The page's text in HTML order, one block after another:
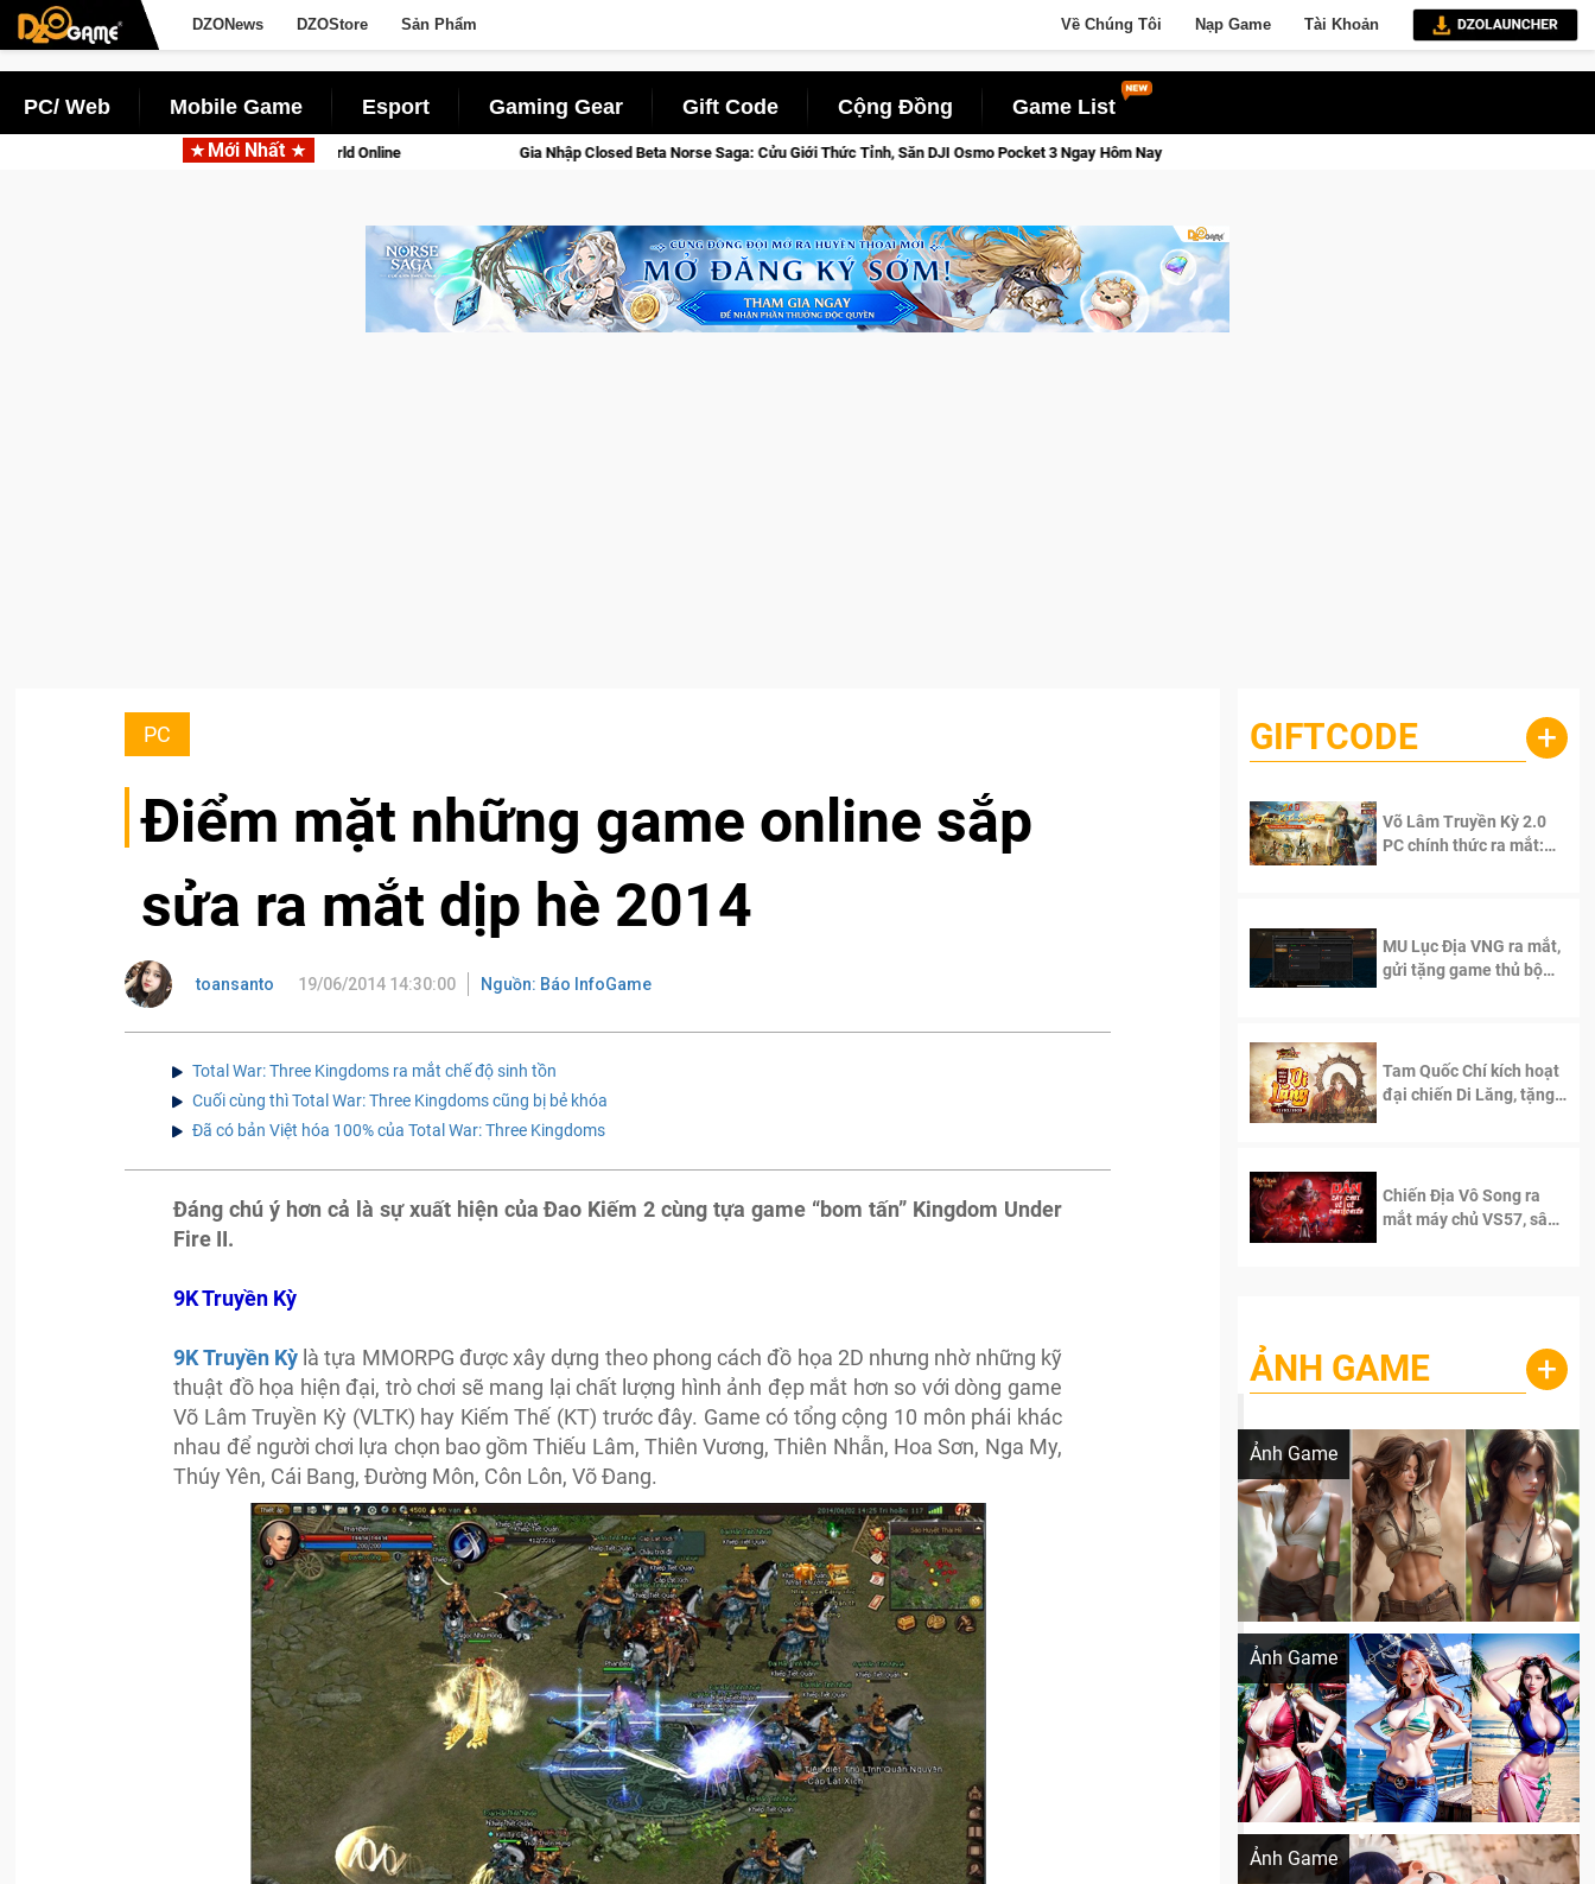
DZONews DZOStore Sản Phẩm Về Chúng Tôi Nạp Game Tài Khoản
PC/ Web Mobile Game Esport Gaming Gear Gift Code Cộng Đồng Game List
Mới Nhất Gia Nhập Closed Beta Norse Saga: Cửu Giới Thức Tỉnh, Săn DJI Osmo Pocket 3 Ngay Hôm Nay Lineage W – Quyền lực và tài phú sẽ về tay kẻ đoạt được Vương Quyền thành
PC
Điểm mặt những game online sắp
sửa ra mắt dịp hè 2014
toansanto 19/06/2014 14:30:00 Nguồn: Báo InfoGame
Total War: Three Kingdoms ra mắt chế độ sinh tồn
Cuối cùng thì Total War: Three Kingdoms cũng bị bẻ khóa
Đã có bản Việt hóa 100% của Total War: Three Kingdoms
Đáng chú ý hơn cả là sự xuất hiện của Đao Kiếm 2 cùng tựa game “bom tấn” Kingdom Under
Fire II.
9K Truyền Kỳ
9K Truyền Kỳlà tựa MMORPG được xây dựng theo phong cách đồ họa 2D nhưng nhờ những kỹ
thuật đồ họa hiện đại, trò chơi sẽ mang lại chất lượng hình ảnh đẹp mắt hơn so với dòng game
Võ Lâm Truyền Kỳ (VLTK) hay Kiếm Thế (KT) trước đây. Game có tổng cộng 10 môn phái khác
nhau để người chơi lựa chọn bao gồm Thiếu Lâm, Thiên Vương, Thiên Nhẫn, Hoa Sơn, Nga My,
Thúy Yên, Cái Bang, Đường Môn, Côn Lôn, Võ Đang.
GIFTCODE +
Võ Lâm Truyền Kỳ 2.0
PC chính thức ra mắt:
MU Lục Địa VNG ra mắt,
gửi tặng game thủ bộ
Tam Quốc Chí kích hoạt
đại chiến Di Lăng, tặng
Chiến Địa Vô Song ra
mắt máy chủ VS57, sân
ẢNH GAME +
Ảnh Game
Lala Croft vừa nóng vừa xinh dưới nét vẽ
Ảnh Game
Khi AI Cosplay gái đẹp One Piece
Ảnh Game
Cosplay Xiangling siêu cute